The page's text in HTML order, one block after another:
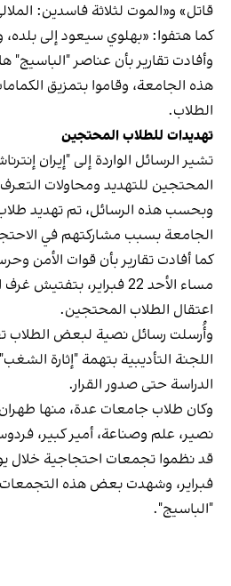
قاتل» و«الموت لثلاثة فاسدين:
كما هتفوا: «بهلوي سيعود إلى
وأفادت تقارير بأن عناصر
هذه الجامعة، وقاموا بتمزيق
الطلاب.
تهديدات للطلاب المحتجين
تشير الرسائل الواردة إلى "إيران
المحتجين للتهديد ومحاولات
وبحسب هذه الرسائل، تم تهديد
الجامعة بسبب مشاركتهم في
كما أفادت تقارير بأن قوات الأمن
مساء الأحد 22 فبراير،
اعتقال الطلاب المحتجين.
وأُرسلت رسائل نصية لبعض الطلاب
اللجنة التأديبية بتهمة "إثارة
الدراسة حتى صدور القرار.
وكان طلاب جامعات عدة، منها
نصير، علم وصناعة، أمير كبير،
فبراير، وشهدت بعض هذه
"الباسيج".